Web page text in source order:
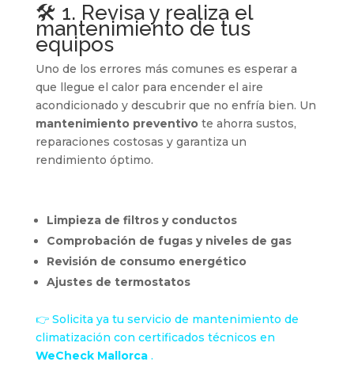
🛠️ 1. Revisa y realiza el
mantenimiento de tus
equipos
Uno de los errores más comunes es esperar a
que llegue el calor para encender el aire
acondicionado y descubrir que no enfría bien. Un
mantenimiento preventivote ahorra sustos,
reparaciones costosas y garantiza un
rendimiento óptimo.
Limpieza de filtros y conductos
Comprobación de fugas y niveles de gas
Revisión de consumo energético
Ajustes de termostatos
👉 Solicita ya tu servicio de mantenimiento de
climatización con certificados técnicos en
WeCheck Mallorca.